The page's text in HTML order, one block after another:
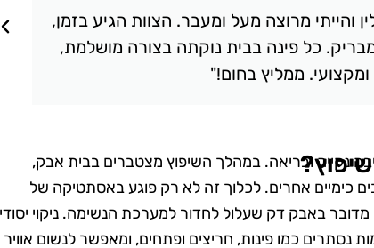
והייתי מרוצה מעל ומעבר. הצוות הגיע בזמן,
כל פינה בבית נוקתה בצורה מושלמת,
ממליץ בחום!"
נקייה ובריאה. במהלך השיפוץ מצטברים בבית אבק,
כימיים אחרים. לכלוך זה לא רק פוגע באסתטיקה של
באבק דק שעלול לחדור למערכת הנשימה. ניקוי יסודי
כמו פינות, חריצים ופתחים, ומאפשר לנשום אוויר